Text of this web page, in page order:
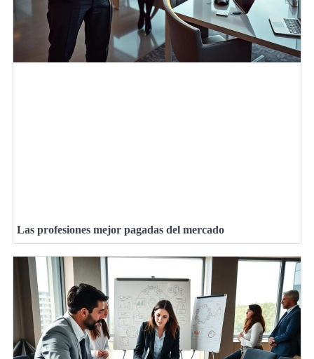
Las profesiones mejor pagadas del mercado